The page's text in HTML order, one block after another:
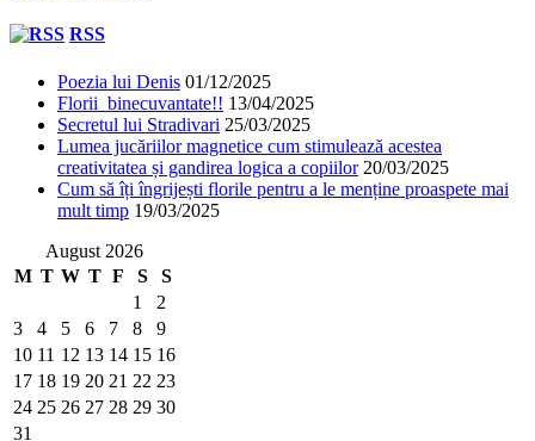
RSS
Poezia lui Denis 01/12/2025
Florii binecuvantate!! 13/04/2025
Secretul lui Stradivari 25/03/2025
Lumea jucăriilor magnetice cum stimulează acestea
creativitatea și gandirea logica a copiilor 20/03/2025
Cum să îți îngrijești florile pentru a le menține proaspete mai
mult timp 19/03/2025
August 2026
M T W T F S
S
1
2
3
4 5 6 7 8
9
10 11 12 13 14 15 16
17 18 19 20 21 22 23
24 25 26 27 28 29 30
31